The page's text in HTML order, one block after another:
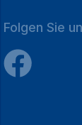
Folgen Sie